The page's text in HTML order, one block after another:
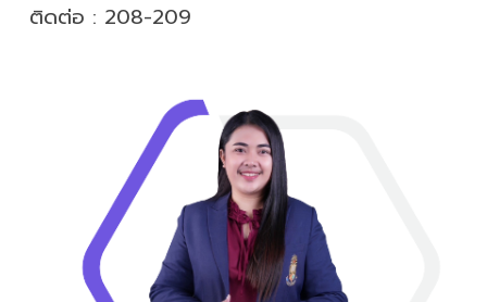
ติดต่อ : 208-209